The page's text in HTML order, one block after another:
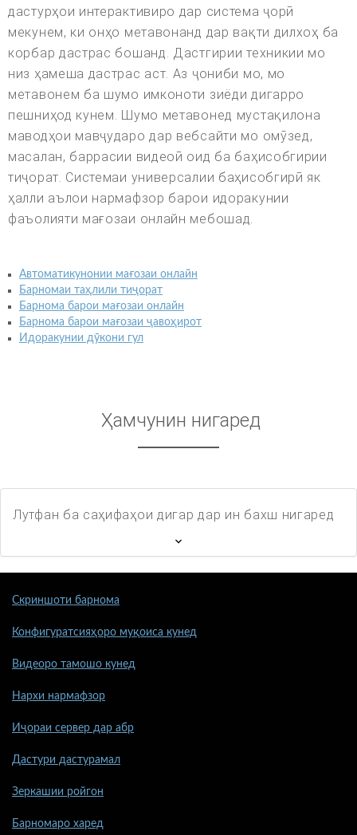
дастурҳои интерактивиро дар система ҷорӣ
мекунем, ки онҳо метавонанд дар вақти дилхоҳ ба
корбар дастрас бошанд. Дастгирии техникии мо
низ ҳамеша дастрас аст. Аз ҷониби мо, мо
метавонем ба шумо имконоти зиёди дигарро
пешниҳод кунем. Шумо метавонед мустақилона
маводҳои мавҷударо дар вебсайти мо омӯзед,
масалан, баррасии видеоӣ оид ба баҳисобгирии
тиҷорат. Системаи универсалии баҳисобгирӣ як
ҳалли аълои нармафзор барои идоракунии
фаъолияти мағозаи онлайн мебошад.
Автоматикунонии мағозаи онлайн
Барномаи таҳлили тиҷорат
Барнома барои мағозаи онлайн
Барнома барои мағозаи ҷавоҳирот
Идоракунии дӯкони гул
Ҳамчунин нигаред
Лутфан ба саҳифаҳои дигар дар ин бахш нигаред
Скриншоти барнома
Конфигуратсияҳоро муқоиса кунед
Видеоро тамошо кунед
Нархи нармафзор
Иҷораи сервер дар абр
Дастури дастурамал
Зеркашии ройгон
Барномаро харед